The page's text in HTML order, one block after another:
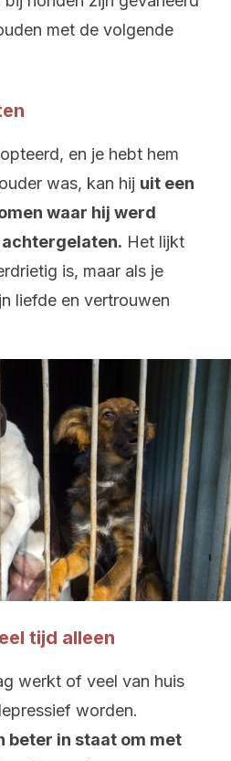
met de volgende
en je hebt hem
was, kan hij uit een
waar hij werd
Het lijkt
is, maar als je
liefde en vertrouwen
tijd alleen
werkt of veel van huis
worden.
beter in staat om met